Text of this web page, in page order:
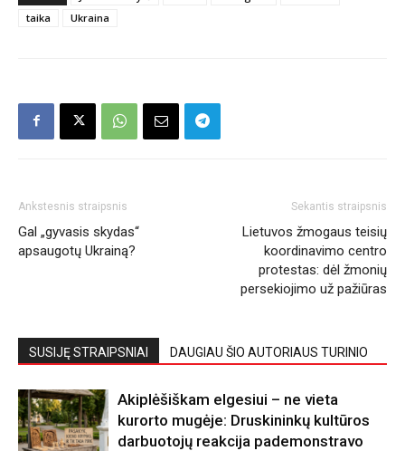
taika
Ukraina
Ankstesnis straipsnis
Gal „gyvasis skydas“
apsaugotų Ukrainą?
Sekantis straipsnis
Lietuvos žmogaus teisių
koordinavimo centro
protestas: dėl žmonių
persekiojimo už pažiūras
SUSIJĘ STRAIPSNIAI DAUGIAU ŠIO AUTORIAUS TURINIO
Akiplėšiškam elgesiui – ne vieta
kurorto mugėje: Druskininkų kultūros
darbuotojų reakcija pademonstravo